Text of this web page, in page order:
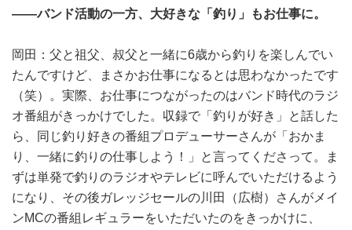
――バンド活動の一方、大好きな「釣り」もお仕事に。
岡田：父と祖父、叔父と一緒に6歳から釣りを楽しんでい
たんですけど、まさかお仕事になるとは思わなかったです
（笑）。実際、お仕事につながったのはバンド時代のラジ
オ番組がきっかけでした。収録で「釣りが好き」と話した
ら、同じ釣り好きの番組プロデューサーさんが「おかま
り、一緒に釣りの仕事しよう！」と言ってくださって。ま
ずは単発で釣りのラジオやテレビに呼んでいただけるよう
になり、その後ガレッジセールの川田（広樹）さんがメイ
ンMCの番組レギュラーをいただいたのをきっかけに、